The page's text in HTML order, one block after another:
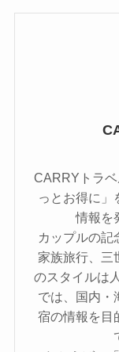
CARRYトラ
っとお得に」
情報を
カップルの記
家族旅行、
のスタイルは
では、国内・
宿の情報を目